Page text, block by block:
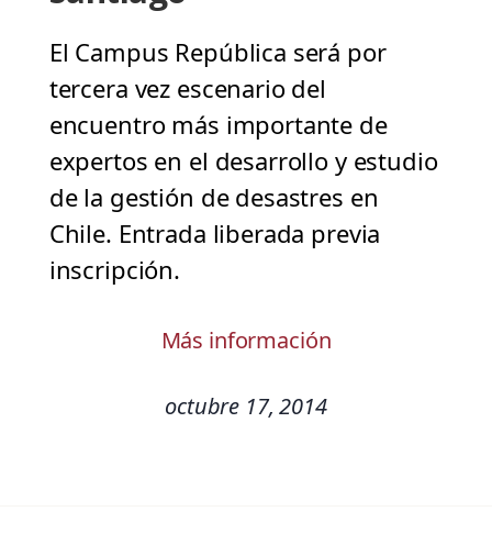
El Campus República será por
tercera vez escenario del
encuentro más importante de
expertos en el desarrollo y estudio
de la gestión de desastres en
Chile. Entrada liberada previa
inscripción.
Más información
octubre 17, 2014